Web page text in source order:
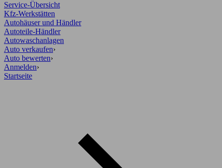
Service-Übersicht
Kfz-Werkstätten
Autohäuser und Händler
Autoteile-Händler
Autowaschanlagen
Auto verkaufen›
Auto bewerten›
Anmelden›
Startseite